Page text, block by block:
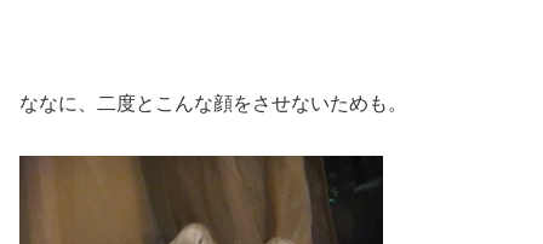
ななに、二度とこんな顔をさせないためも。